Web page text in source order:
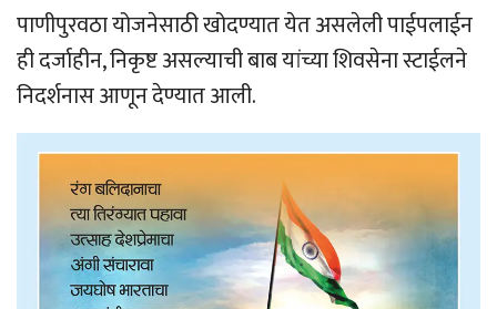
पाणीपुरवठा योजनेसाठी खोदण्यात येत असलेली पाईपलाईन
ही दर्जाहीन, निकृष्ट असल्याची बाब यांच्या शिवसेना स्टाईलने
निदर्शनास आणून देण्यात आली.